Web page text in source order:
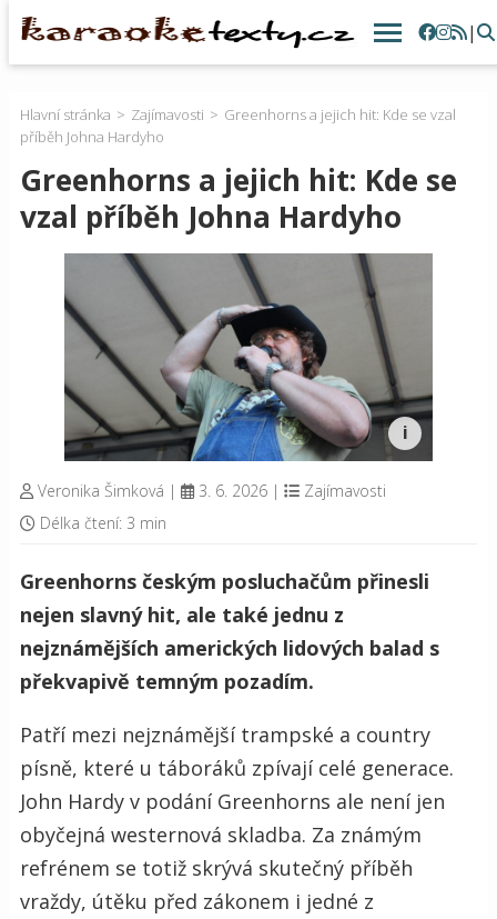
|
Hlavní stránka Zajímavosti
Greenhorns a jejich hit: Kde se vzal
příběh Johna Hardyho
Greenhorns a jejich hit: Kde se
vzal příběh Johna Hardyho
Veronika Šimková | 3. 6. 2026 |
Zajímavosti
Délka čtení: 3 min
Greenhorns českým posluchačům přinesli
nejen slavný hit, ale také jednu z
nejznámějších amerických lidových balad s
překvapivě temným pozadím.
Patří mezi nejznámější trampské a country
písně, které u táboráků zpívají celé generace.
John Hardy v podání Greenhorns ale není jen
obyčejná westernová skladba. Za známým
refrénem se totiž skrývá skutečný příběh
vraždy, útěku před zákonem i jedné z